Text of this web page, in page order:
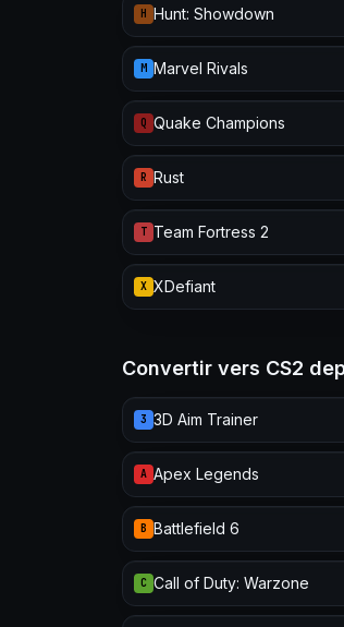
H Hunt: Showdown
M Marvel Rivals
Q Quake Champions
R Rust
T Team Fortress 2
X XDefiant
Convertir vers CS2
3 3D Aim Trainer
A Apex Legends
B Battlefield 6
C Call of Duty: Warzone